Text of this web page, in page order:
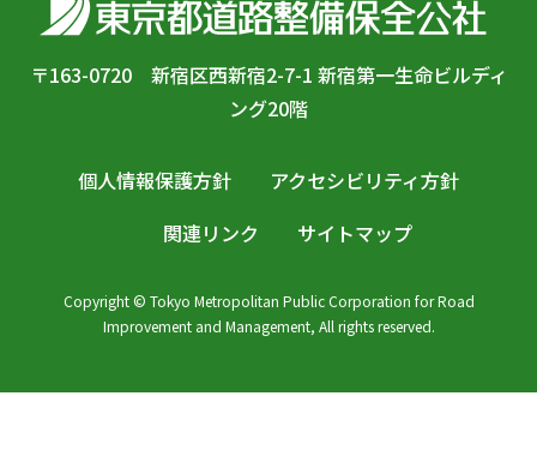
〒163-0720 新宿区西新宿2-7-1 新宿第一生命ビルディ
ング20階
個人情報保護方針
アクセシビリティ方針
関連リンク
サイトマップ
Copyright © Tokyo Metropolitan Public Corporation for Road
Improvement and Management, All rights reserved.